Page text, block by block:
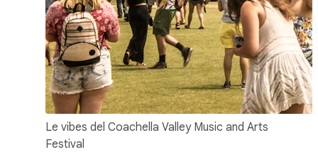
Le vibes del Coachella Valley Music and Arts
Festival